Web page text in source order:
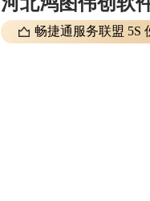
畅捷通服务联盟 5S